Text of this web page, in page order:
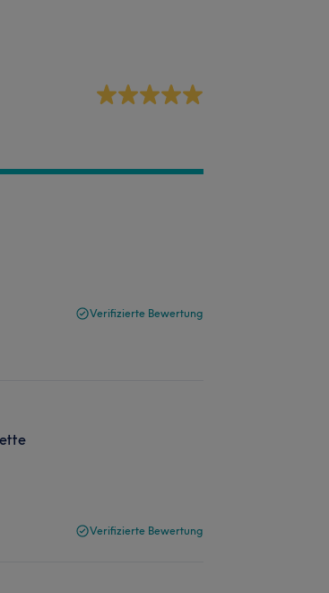
Verifizierte Bewertung
Verifizierte Bewertung